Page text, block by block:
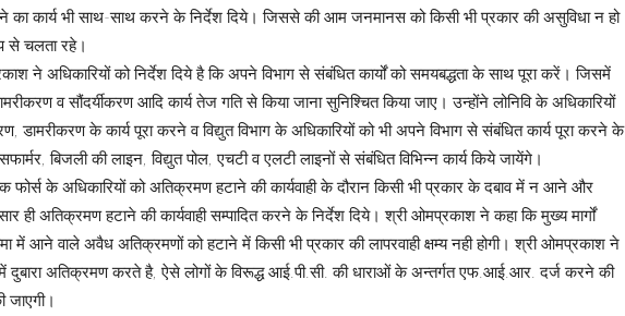
का कार्य भी साथ-साथ करने के निर्देश दिये। जिससे की आम जनमानस को किसी भी प्रकार की असुविधा न हो
से चलता रहे।
ने अधिकारियों को निर्देश दिये है कि अपने विभाग से संबंधित कार्यों को समयबद्धता के साथ पूरा करें। जिसमें
व सौंदर्यीकरण आदि कार्य तेज गति से किया जाना सुनिश्चित किया जाए। उन्होंने लोनिवि के अधिकारियों
के कार्य पूरा करने व विद्युत विभाग के अधिकारियों को भी अपने विभाग से संबंधित कार्य पूरा करने के
बिजली की लाइन, विद्युत पोल, एचटी व एलटी लाइनों से संबंधित विभिन्न कार्य किये जायेंगे।
के अधिकारियों को अतिक्रमण हटाने की कार्यवाही के दौरान किसी भी प्रकार के दबाव में न आने और
ही अतिक्रमण हटाने की कार्यवाही सम्पादित करने के निर्देश दिये। श्री ओमप्रकाश ने कहा कि मुख्य मार्गों
में आने वाले अवैध अतिक्रमणों को हटाने में किसी भी प्रकार की लापरवाही क्षम्य नही होगी। श्री ओमप्रकाश ने
में दुबारा अतिक्रमण करते है, ऐसे लोगों के विरूद्ध आई.पी.सी. की धाराओं के अन्तर्गत एफ.आई.आर. दर्ज करने की
जाएगी।